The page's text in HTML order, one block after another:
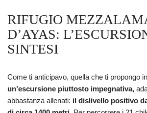
RIFUGIO
D’AYAS:
SINTESI
Come ti anticipavo, quella che ti propongo
un’escursione piuttosto impegnativa,
abbastanza allenati: il dislivello positivo